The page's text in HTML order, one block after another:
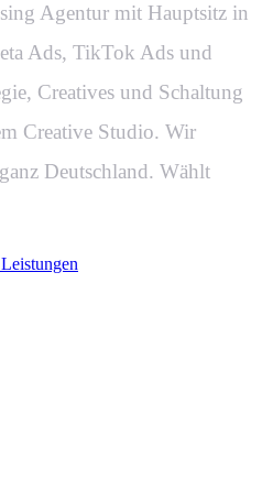
Agentur mit Hauptsitz in
Ads, TikTok Ads und
Creatives und Schaltung
Creative Studio. Wir
Deutschland. Wählt